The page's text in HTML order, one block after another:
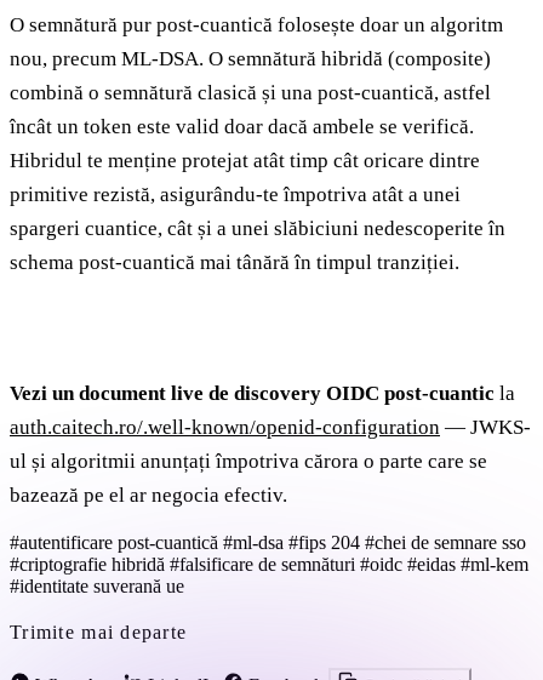
O semnătură pur post-cuantică folosește doar un algoritm
nou, precum ML-DSA. O semnătură hibridă (composite)
combină o semnătură clasică și una post-cuantică, astfel
încât un token este valid doar dacă ambele se verifică.
Hibridul te menține protejat atât timp cât oricare dintre
primitive rezistă, asigurându-te împotriva atât a unei
spargeri cuantice, cât și a unei slăbiciuni nedescoperite în
schema post-cuantică mai tânără în timpul tranziției.
Vezi un document live de discovery OIDC post-cuantic la
auth.caitech.ro/.well-known/openid-configuration — JWKS-
ul și algoritmii anunțați împotriva cărora o parte care se
bazează pe el ar negocia efectiv.
#autentificare post-cuantică #ml-dsa #fips 204 #chei de semnare sso
#criptografie hibridă #falsificare de semnături #oidc #eidas #ml-kem
#identitate suverană ue
Trimite mai departe